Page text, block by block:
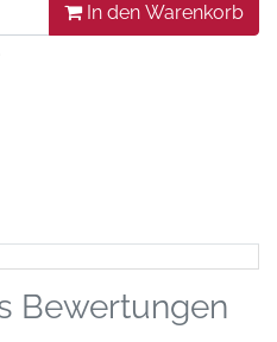
In den Warenkorb
Bewertungen